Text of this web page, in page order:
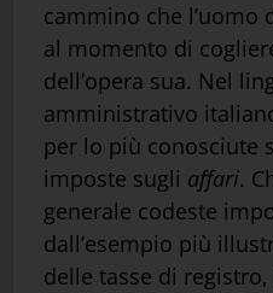
cammino che l’uomo
al momento di
dell’opera sua. Nel
amministrativo
per lo più conosciute
imposte sugli affari.
generale codeste
dall’esempio più
delle tasse di